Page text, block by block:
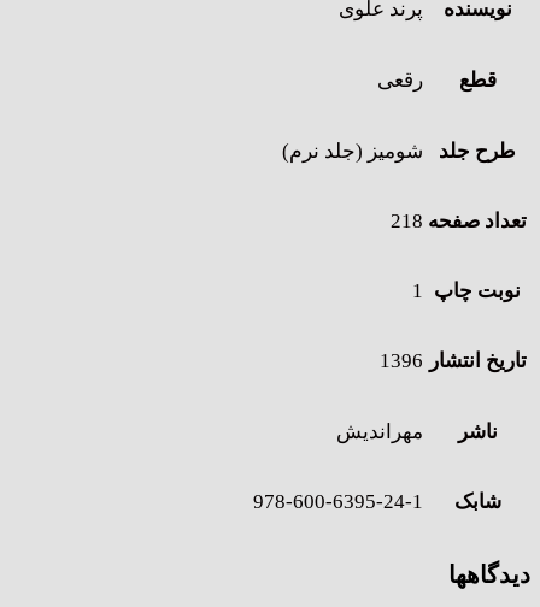
نویسنده پرند علوی
قطع رقعی
طرح جلد شومیز (جلد نرم)
تعداد صفحه 218
نوبت چاپ 1
تاریخ انتشار 1396
ناشر مهراندیش
شابک 978-600-6395-24-1
دیدگاهها